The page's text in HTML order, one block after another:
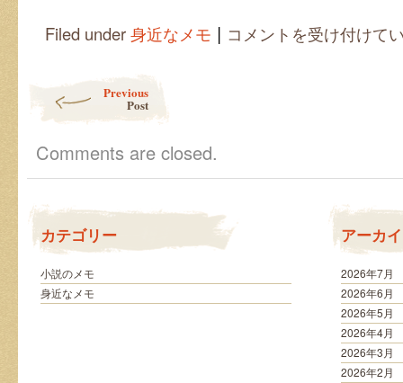
Filed under身近なメモ |
料
理
コメントを受け付けて
Previous
Post
Comments are closed.
カテゴリー
小説のメモ
身近なメモ
アーカ
2026年7月
2026年6月
2026年5月
2026年4月
2026年3月
2026年2月